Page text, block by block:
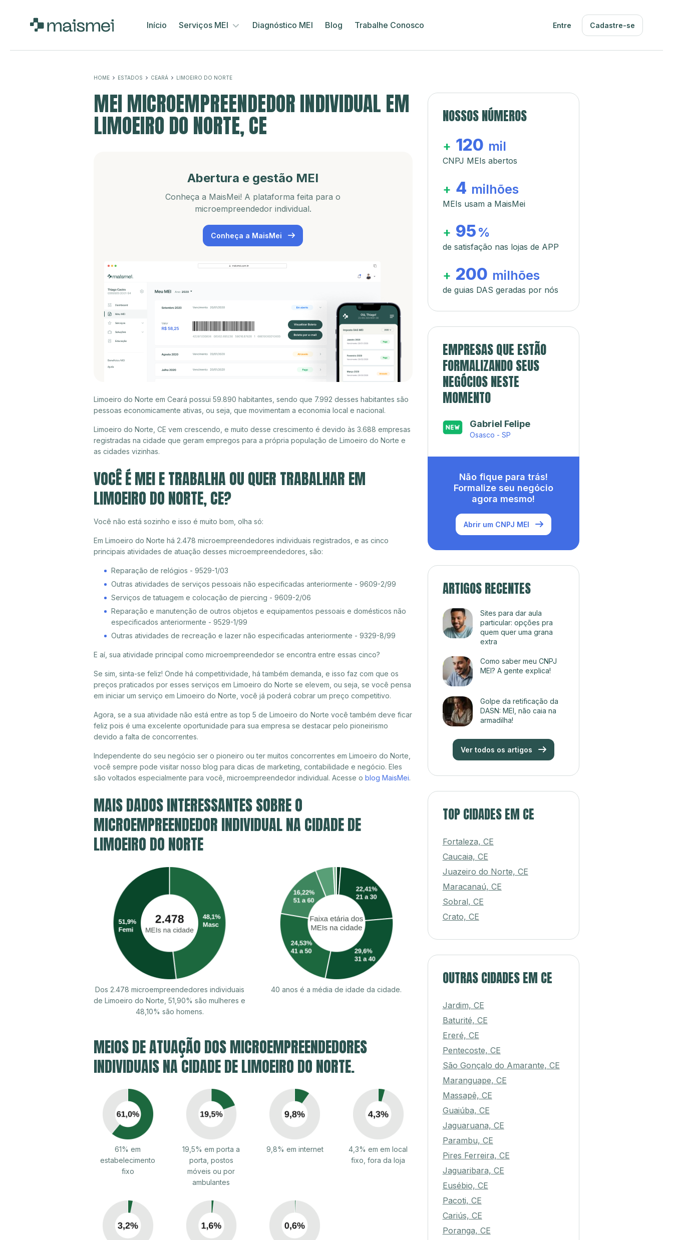
Início Serviços MEI Diagnóstico MEI Blog Trabalhe Conosco Entre Cadastre-se
HOME ESTADOS CEARÁ LIMOEIRO DO NORTE
MEI MICROEMPREENDEDOR INDIVIDUAL EM
LIMOEIRO DO NORTE, CE
Abertura e gestão MEI
Conheça a MaisMei! A plataforma feita para o
microempreendedor individual.
Conheça a MaisMei
Limoeiro do Norte em Ceará possui 59.890 habitantes, sendo que 7.992 desses habitantes são
pessoas economicamente ativas, ou seja, que movimentam a economia local e nacional.
Limoeiro do Norte, CE vem crescendo, e muito desse crescimento é devido às 3.688 empresas
registradas na cidade que geram empregos para a própria população de Limoeiro do Norte e
as cidades vizinhas.
VOCÊ É MEI E TRABALHA OU QUER TRABALHAR EM
LIMOEIRO DO NORTE, CE?
Você não está sozinho e isso é muito bom, olha só:
Em Limoeiro do Norte há 2.478 microempreendedores individuais registrados, e as cinco
principais atividades de atuação desses microempreendedores, são:
Reparação de relógios - 9529-1/03
Outras atividades de serviços pessoais não especificadas anteriormente - 9609-2/99
Serviços de tatuagem e colocação de piercing - 9609-2/06
Reparação e manutenção de outros objetos e equipamentos pessoais e domésticos não
especificados anteriormente - 9529-1/99
Outras atividades de recreação e lazer não especificadas anteriormente - 9329-8/99
E aí, sua atividade principal como microempreendedor se encontra entre essas cinco?
Se sim, sinta-se feliz! Onde há competitividade, há também demanda, e isso faz com que os
preços praticados por esses serviços em Limoeiro do Norte se elevem, ou seja, se você pensa
em iniciar um serviço em Limoeiro do Norte, você já poderá cobrar um preço competitivo.
Agora, se a sua atividade não está entre as top 5 de Limoeiro do Norte você também deve ficar
feliz pois é uma excelente oportunidade para sua empresa se destacar pelo pioneirismo
devido a falta de concorrentes.
Independente do seu negócio ser o pioneiro ou ter muitos concorrentes em Limoeiro do Norte,
você sempre pode visitar nosso blog para dicas de marketing, contabilidade e negócio. Eles
são voltados especialmente para você, microempreendedor individual. Acesse o blog MaisMei.
MAIS DADOS INTERESSANTES SOBRE O
MICROEMPREENDEDOR INDIVIDUAL NA CIDADE DE
LIMOEIRO DO NORTE
Dos 2.478 microempreendedores individuais
de Limoeiro do Norte, 51,90% são mulheres e
48,10% são homens.
40 anos é a média de idade da cidade.
MEIOS DE ATUAÇÃO DOS MICROEMPREENDEDORES
INDIVIDUAIS NA CIDADE DE LIMOEIRO DO NORTE.
61% em
estabelecimento
fixo
19,5% em porta a
porta, postos
móveis ou por
ambulantes
9,8% em internet
4,3% em em local
fixo, fora da loja
NOSSOS NÚMEROS
+ 120 mil
CNPJ MEIs abertos
+ 4 milhões
MEIs usam a MaisMei
+ 95 %
de satisfação nas lojas de APP
+ 200 milhões
de guias DAS geradas por nós
EMPRESAS QUE ESTÃO
FORMALIZANDO SEUS
NEGÓCIOS NESTE
MOMENTO
Gabriel Felipe
Osasco - SP
Não fique para trás!
Formalize seu negócio
agora mesmo!
Abrir um CNPJ MEI
ARTIGOS RECENTES
Sites para dar aula
particular: opções pra
quem quer uma grana
extra
Como saber meu CNPJ
MEI? A gente explica!
Golpe da retificação da
DASN: MEI, não caia na
armadilha!
Ver todos os artigos
TOP CIDADES EM CE
Fortaleza, CE
Caucaia, CE
Juazeiro do Norte, CE
Maracanaú, CE
Sobral, CE
Crato, CE
OUTRAS CIDADES EM CE
Jardim, CE
Baturité, CE
Ereré, CE
Pentecoste, CE
São Gonçalo do Amarante, CE
Maranguape, CE
Massapê, CE
Guaiúba, CE
Jaguaruana, CE
Parambu, CE
Pires Ferreira, CE
Jaguaribara, CE
Eusébio, CE
Pacoti, CE
Cariús, CE
Poranga, CE